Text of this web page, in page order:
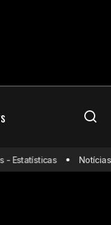
vai apitar o
Copa
Notícias -